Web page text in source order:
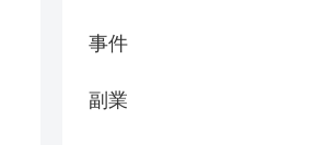
事件
副業